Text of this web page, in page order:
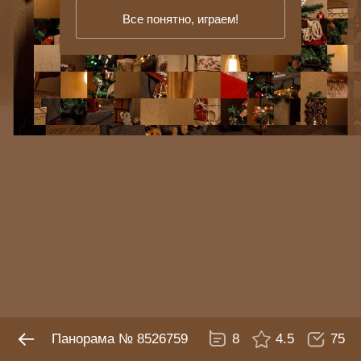
Панорама № 8526759 8 4.5 75
Все понятно, играем!
Панорама № 8526759 8 4.5 75